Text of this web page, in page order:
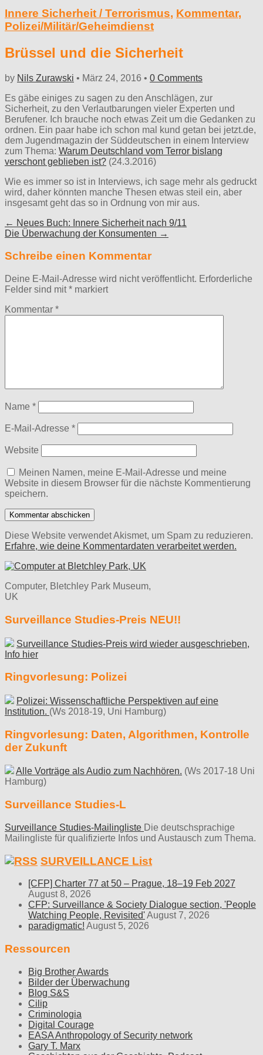
Innere Sicherheit / Terrorismus, Kommentar,
Polizei/Militär/Geheimdienst
Brüssel und die Sicherheit
by Nils Zurawski • März 24, 2016 • 0 Comments
Es gäbe einiges zu sagen zu den Anschlägen, zur
Sicherheit, zu den Verlautbarungen vieler Experten und
Berufener. Ich brauche noch etwas Zeit um die Gedanken zu
ordnen. Ein paar habe ich schon mal kund getan bei jetzt.de,
dem Jugendmagazin der Süddeutschen in einem Interview
zum Thema: Warum Deutschland vom Terror bislang
verschont geblieben ist? (24.3.2016)
Wie es immer so ist in Interviews, ich sage mehr als gedruckt
wird, daher könnten manche Thesen etwas steil ein, aber
insgesamt geht das so in Ordnung von mir aus.
Post
navigation
← Neues Buch: Innere Sicherheit nach 9/11
Die Überwachung der Konsumenten →
Schreibe einen Kommentar
Deine E-Mail-Adresse wird nicht veröffentlicht. Erforderliche
Felder sind mit* markiert
Kommentar *
Name *
E-Mail-Adresse *
Website
Meinen Namen, meine E-Mail-Adresse und meine
Website in diesem Browser für die nächste Kommentierung
speichern.
Diese Website verwendet Akismet, um Spam zu reduzieren.
Erfahre, wie deine Kommentardaten verarbeitet werden.
Computer, Bletchley Park Museum,
UK
Surveillance Studies-Preis NEU!!
Surveillance Studies-Preis wird wieder ausgeschrieben,
Info hier
Ringvorlesung: Polizei
Polizei: Wissenschaftliche Perspektiven auf eine
Institution. (Ws 2018-19, Uni Hamburg)
Ringvorlesung: Daten, Algorithmen, Kontrolle
der Zukunft
Alle Vorträge als Audio zum Nachhören. (Ws 2017-18 Uni
Hamburg)
Surveillance Studies-L
Surveillance Studies-Mailingliste Die deutschsprachige
Mailingliste für qualifizierte Infos und Austausch zum Thema.
SURVEILLANCE List
[CFP] Charter 77 at 50 – Prague, 18–19 Feb 2027
August 8, 2026
CFP: Surveillance & Society Dialogue section, 'People
Watching People, Revisited'August 7, 2026
paradigmatic! August 5, 2026
Ressourcen
Big Brother Awards
Bilder der Überwachung
Blog S&S
Cilip
Criminologia
Digital Courage
EASA Anthropology of Security network
Gary T. Marx